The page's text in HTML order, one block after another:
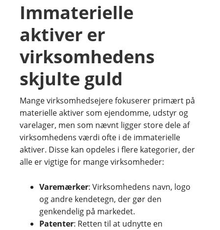
Immaterielle
aktiver er
virksomhedens
skjulte guld
Mange virksomhedsejere fokuserer primært på
materielle aktiver som ejendomme, udstyr og
varelager, men som nævnt ligger store dele af
virksomhedens værdi ofte i de immaterielle
aktiver. Disse kan opdeles i flere kategorier, der
alle er vigtige for mange virksomheder:
Varemærker: Virksomhedens navn, logo
og andre kendetegn, der gør den
genkendelig på markedet.
Patenter: Retten til at udnytte en